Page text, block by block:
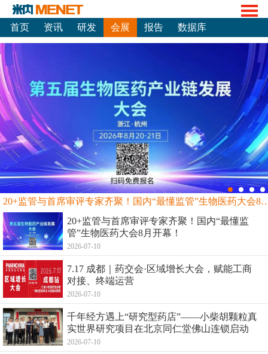
首页 资讯 研发 会展 报告 数据库
20+监管与首席审评专家齐聚！国内“最
20+监管与首席审评专家齐聚！国内“最懂监
管”生物医药大会8月开幕！
2026-07-10
7.17 成都｜药交会·区域增长大会，赋能工商
对接、终端运营
2026-07-10
千年经方遇上“研究型药店”——小柴胡颗粒真
实世界研究项目在北京同仁堂佛山连锁启动
2026-07-10